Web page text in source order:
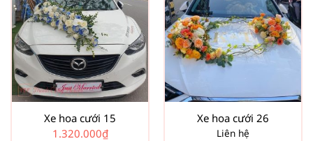
Xe hoa cưới 15
1.320.000₫
Xe hoa cưới 26
Liên hệ